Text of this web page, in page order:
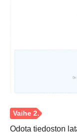
Odota tiedoston